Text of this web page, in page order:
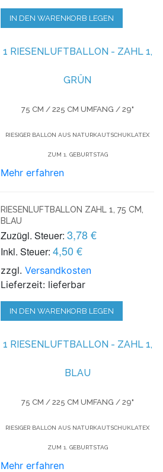
IN DEN WARENKORB LEGEN
1 RIESENLUFTBALLON - ZAHL 1,
GRÜN
75 CM / 225 CM UMFANG / 29"
RIESIGER BALLON AUS NATURKAUTSCHUKLATEX
ZUM 1. GEBURTSTAG
Mehr erfahren
RIESENLUFTBALLON ZAHL 1, 75 CM,
BLAU
Zuzügl. Steuer: 3,78 €
Inkl. Steuer: 4,50 €
zzgl.Versandkosten
Lieferzeit: lieferbar
IN DEN WARENKORB LEGEN
1 RIESENLUFTBALLON - ZAHL 1,
BLAU
75 CM / 225 CM UMFANG / 29"
RIESIGER BALLON AUS NATURKAUTSCHUKLATEX
ZUM 1. GEBURTSTAG
Mehr erfahren